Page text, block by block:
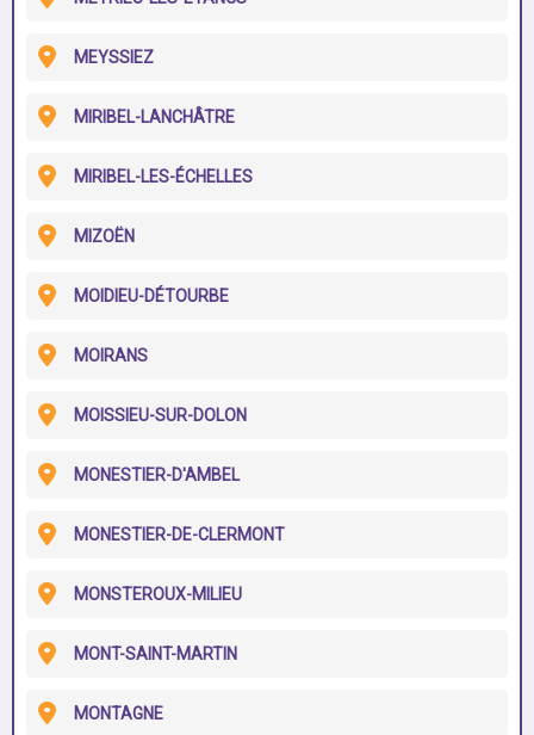
MEYSSIEZ
MIRIBEL-LANCHÂTRE
MIRIBEL-LES-ÉCHELLES
MIZOËN
MOIDIEU-DÉTOURBE
MOIRANS
MOISSIEU-SUR-DOLON
MONESTIER-D'AMBEL
MONESTIER-DE-CLERMONT
MONSTEROUX-MILIEU
MONT-SAINT-MARTIN
MONTAGNE